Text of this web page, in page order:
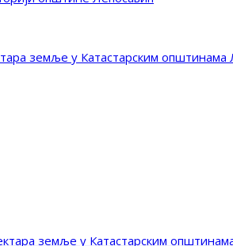
земље у Катастарским
земље у Катастарским